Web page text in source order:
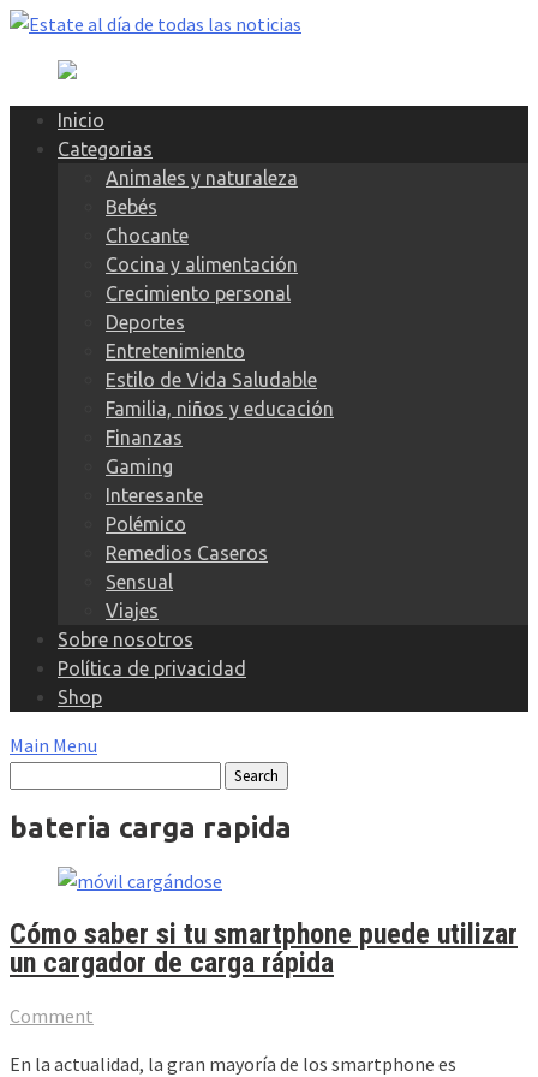
Skip
content
Inicio
Categorias
Animales y naturaleza
Bebés
Chocante
Cocina y alimentación
Crecimiento personal
Deportes
Entretenimiento
Estilo de Vida Saludable
Familia, niños y educación
Finanzas
Gaming
Interesante
Polémico
Remedios Caseros
Sensual
Viajes
Sobre nosotros
Política de privacidad
Shop
Main Menu
bateria carga rapida
Cómo saber si tu smartphone puede utilizar
un cargador de carga rápida
Comment
En la actualidad, la gran mayoría de los smartphone es